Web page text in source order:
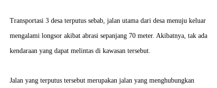
Transportasi 3 desa terputus sebab, jalan utama dari desa menuju keluar
mengalami longsor akibat abrasi sepanjang 70 meter. Akibatnya, tak ada
kendaraan yang dapat melintas di kawasan tersebut.
Jalan yang terputus tersebut merupakan jalan yang menghubungkan